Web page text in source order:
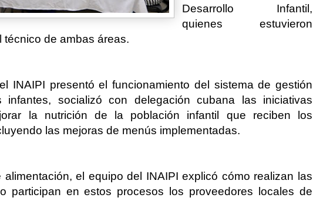
Desarrollo Infantil,
quienes estuvieron
de ambas áreas.
INAIPI presentó el funcionamiento del sistema de gestión
infantes, socializó con delegación cubana las iniciativas
la nutrición de la población infantil que reciben los
las mejoras de menús implementadas.
el equipo del INAIPI explicó cómo realizan las
participan en estos procesos los proveedores locales de